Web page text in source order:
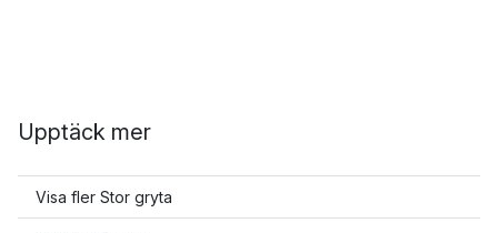
Upptäck mer
Visa fler Stor gryta